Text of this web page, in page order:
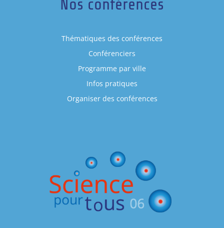
Nos conférences
Thématiques des conférences
Conférenciers
Programme par ville
Infos pratiques
Organiser des conférences